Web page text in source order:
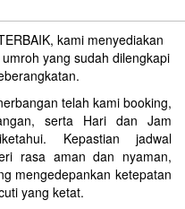
kami menyediakan
yang sudah dilengkapi
telah kami booking,
serta Hari dan Jam
Kepastian jadwal
rasa aman dan nyaman,
mengedepankan ketepatan
yang ketat.